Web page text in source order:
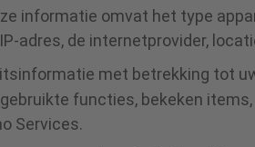
informatie omvat het type
adres, de internetprovider,
met betrekking tot
functies, bekeken
Services.